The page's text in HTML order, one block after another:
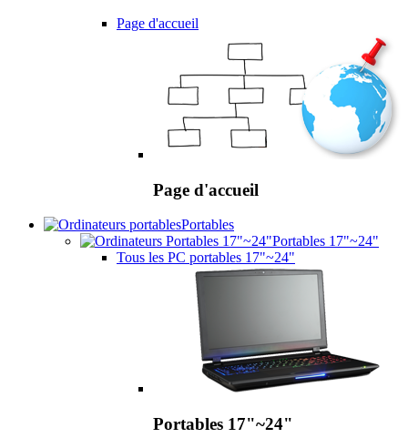
Page d'accueil
Page d'accueil
Portables
Portables 17"~24"
Tous les PC portables 17"~24"
Portables 17"~24"